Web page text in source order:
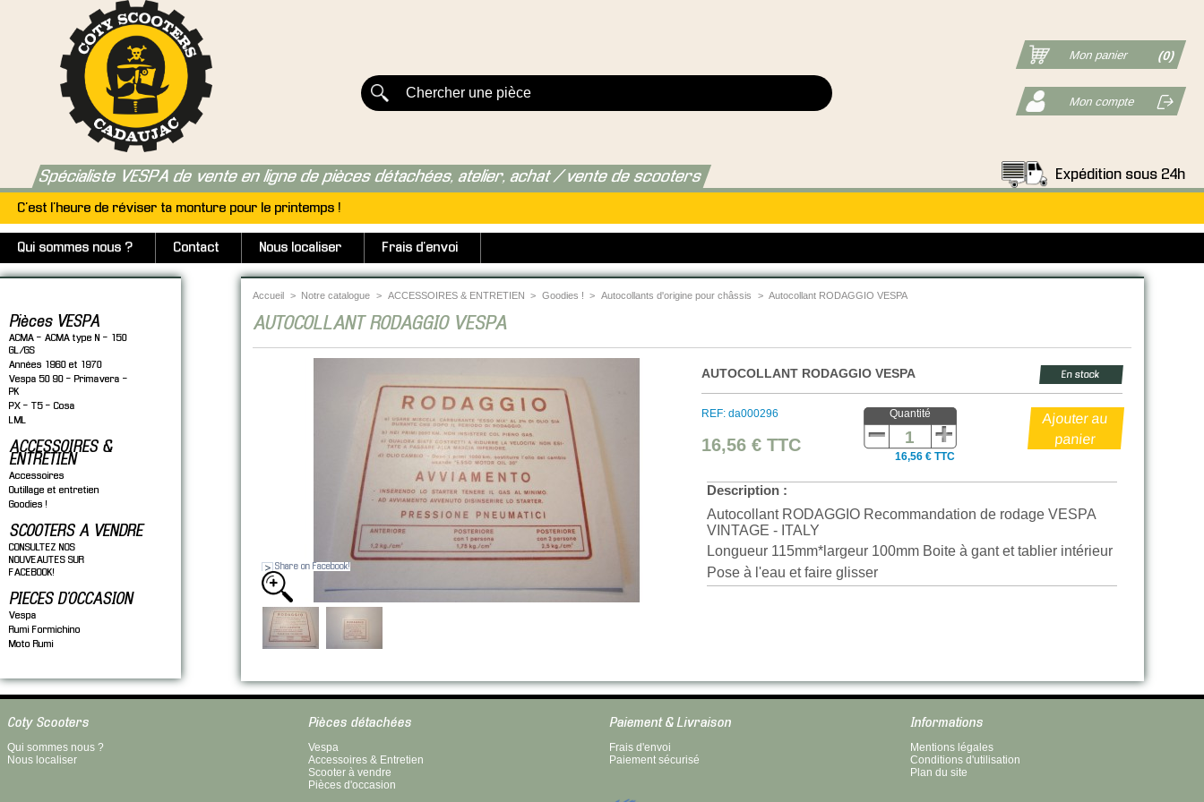
Spécialiste VESPA de vente en ligne de pièces détachées, atelier, achat / vente de scooters
C'est l'heure de réviser ta monture pour le printemps !
Qui sommes nous ? Contact Nous localiser Frais d'envoi
Mon panier (0)
Mon compte
Expédition sous 24h
Pièces VESPA
ACMA - ACMA type N - 150
GL/GS
Années 1960 et 1970
Vespa 50 90 - Primavera -
PK
PX - T5 - Cosa
LML
ACCESSOIRES &
ENTRETIEN
Accessoires
Outillage et entretien
Goodies !
SCOOTERS A VENDRE
CONSULTEZ NOS
NOUVEAUTES SUR
FACEBOOK!
PIECES D'OCCASION
Vespa
Rumi Formichino
Moto Rumi
Accueil > Notre catalogue > ACCESSOIRES & ENTRETIEN > Goodies ! > Autocollants d'origine pour châssis > Autocollant RODAGGIO VESPA
AUTOCOLLANT RODAGGIO VESPA
Share on Facebook!
AUTOCOLLANT RODAGGIO VESPA En stock
REF: da000296
16,56 €TTC
Quantité
16,56 € TTC
Description :
Autocollant RODAGGIO Recommandation de rodage VESPA
VINTAGE - ITALY
Longueur 115mm*largeur 100mm Boite à gant et tablier intérieur
Pose à l'eau et faire glisser
Coty Scooters
Qui sommes nous ?
Nous localiser
Pièces détachées
Vespa
Accessoires & Entretien
Scooter à vendre
Pièces d'occasion
Paiement & Livraison
Frais d'envoi
Paiement sécurisé
Informations
Mentions légales
Conditions d'utilisation
Plan du site